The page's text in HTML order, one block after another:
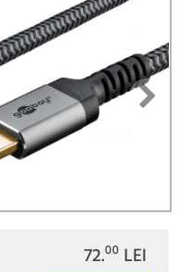
72.00 LEI